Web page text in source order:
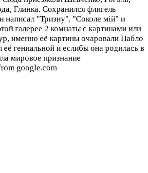
Глинка. Сохранился флигель
написал "Тризну", "Соколе мій" и
галерее 2 комнаты с картинами или
именно её картины очаровали Пабло
её гениальной и еслибы она родилась в
мировое признание
google.com